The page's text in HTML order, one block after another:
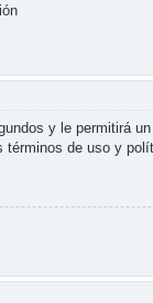
y le permitirá
de uso y